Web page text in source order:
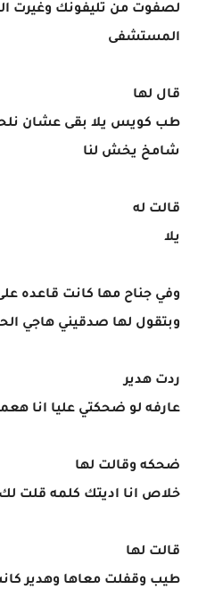
لصفوت من تليفونك وغيرت
المستشفى
قال لها
طب كويس يلا بقى عشان
شامخ يخش لنا
قالت له
يلا
وفي جناح مها كانت قاعده
وبتقول لها صدقيني هاجي
ردت هدير
عارفه لو ضحكتي عليا انا
ضحكه وقالت لها
خلاص انا اديتك كلمه قلت
قالت لها
طيب وقفلت معاها وهدير